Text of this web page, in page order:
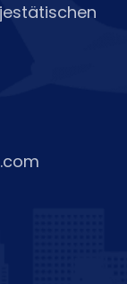
des
zu
und